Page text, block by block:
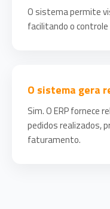
O sistema permite
facilitando o
O sistema gera
Sim. O ERP fornece
pedidos realizados,
faturamento.